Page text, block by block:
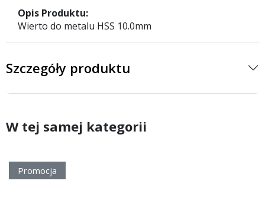
Opis Produktu:
Wierto do metalu HSS 10.0mm
Szczegóły produktu
W tej samej kategorii
Promocja